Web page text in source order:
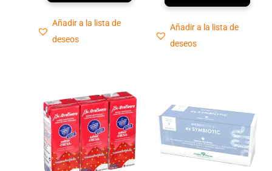
Añadir a la lista de
deseos
Añadir a la lista de
deseos